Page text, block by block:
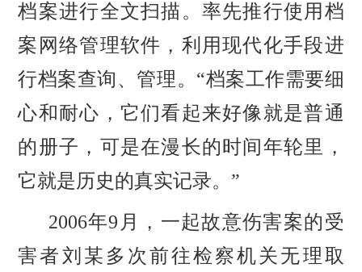
档案进行全文扫描。率先推行使用档
案网络管理软件，利用现代化手段进
行档案查询、管理。 “档案工作需要细
心和耐心，它们看起来好像就是普通
的册子，可是在漫长的时间年轮里，
它就是历史的真实记录。”
2006年9月，一起故意伤害案的受
害者刘某多次前往检察机关无理取